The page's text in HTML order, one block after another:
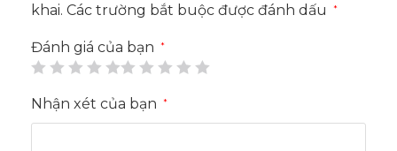
khai. Các trường bắt buộc được đánh dấu *
Đánh giá của bạn *
Nhận xét của bạn *